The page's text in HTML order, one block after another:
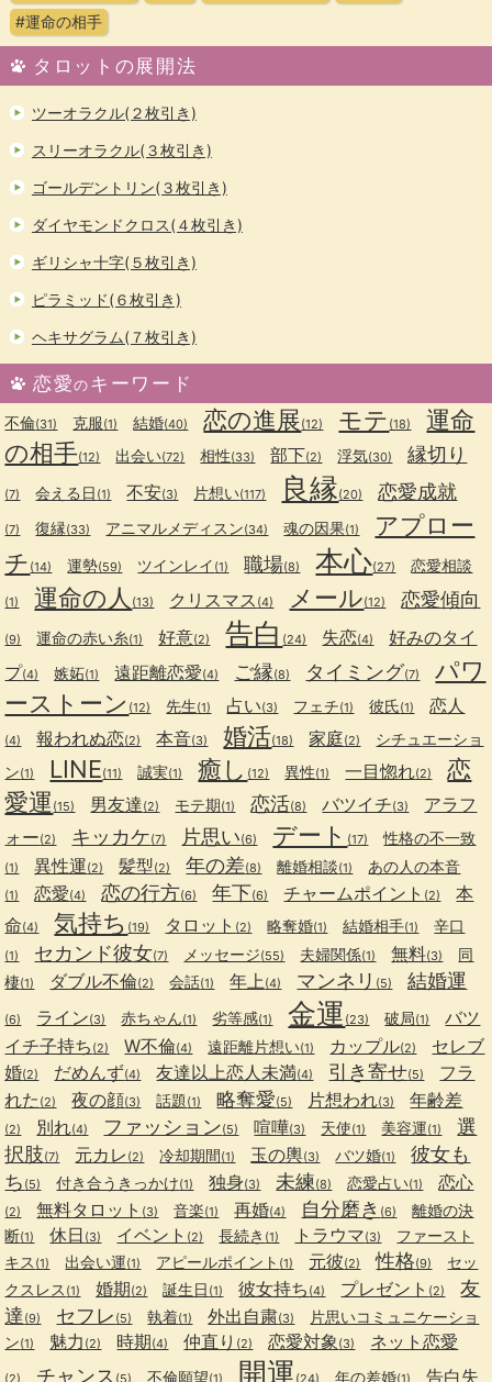
#運命の相手
タロットの展開法
ツーオラクル(２枚引き)
スリーオラクル(３枚引き)
ゴールデントリン(３枚引き)
ダイヤモンドクロス(４枚引き)
ギリシャ十字(５枚引き)
ピラミッド(６枚引き)
ヘキサグラム(７枚引き)
恋愛のキーワード
不倫(31) 克服(1) 結婚(40) 恋の進展(12) モテ (18)
運命
の相手(12) 出会い(72) 相性(33) 部下(2) 浮気(30) 縁切り
(7) 会える日 (1) 不安(3) 片想い(117) 良縁(20) 恋愛成就
(7) 復縁(33) アニマルメディスン(34) 魂の因果(1)
アプロー
チ (14) 運勢(59) ツインレイ (1) 職場(8) 本心(27) 恋愛相談
(1) 運命の人 (13) クリスマス (4) メール(12) 恋愛傾向
(9) 運命の赤い糸(1) 好意(2) 告白 (24) 失恋(4)
好みのタイ
プ(4) 嫉妬(1) 遠距離恋愛(4) ご縁(8) タイミング(7)
パワ
ーストーン (12) 先生(1) 占い(3) フェチ(1) 彼氏(1) 恋人
(4) 報われぬ恋(2) 本音(3) 婚活(18) 家庭(2)
シチュエーショ
ン(1) LINE(11) 誠実(1) 癒し (12) 異性(1) 一目惚れ(2)
恋
愛運 (15) 男友達(2) モテ期(1) 恋活(8) バツイチ(3)
アラフ
ォー(2) キッカケ(7) 片思い(6) デート (17) 性格の不一致
(1) 異性運(2) 髪型(2) 年の差(8) 離婚相談(1) あの人の本音
(1) 恋愛(4) 恋の行方(6) 年下(6) チャームポイント (2)
本
命(4) 気持ち (19) タロット (2) 略奪婚(1) 結婚相手(1) 辛口
(1) セカンド彼女(7) メッセージ(55) 夫婦関係(1) 無料(3)
同
棲(1) ダブル不倫(2) 会話(1) 年上 (4) マンネリ (5) 結婚運
(6) ライン(3) 赤ちゃん(1) 劣等感(1) 金運 (23) 破局(1)
バツ
イチ子持ち (2) W不倫(4) 遠距離片想い(1) カップル(2)
セレブ
婚(2) だめんず(4) 友達以上恋人未満(4) 引き寄せ(5)
フラ
れた (2) 夜の顔(3) 話題(1) 略奪愛(5) 片想われ(3) 年齢差
(2) 別れ(4) ファッション(5) 喧嘩(3) 天使(1) 美容運(1)
選
択肢(7) 元カレ (2) 冷却期間(1) 玉の輿(3) バツ婚(1)
彼女も
ち (5) 付き合うきっかけ(1) 独身(3) 未練(8) 恋愛占い(1) 恋心
(2) 無料タロット (3) 音楽(1) 再婚(4) 自分磨き (6)
離婚の決
断(1) 休日 (3) イベント (2) 長続き (1) トラウマ(3)
ファースト
キス (1) 出会い運(1) アピールポイント (1) 元彼(2) 性格(9)
セッ
クスレス (1) 婚期(2) 誕生日 (1) 彼女持ち (4) プレゼント (2)
友
達 (9) セフレ (5) 執着(1) 外出自粛(3)
片思いコミュニケーショ
ン(1) 魅力 (2) 時期(4) 仲直り (2) 恋愛対象 (3) ネット恋愛
(2) チャンス (5) 不倫願望(1) 開運 (24) 年の差婚(1) 告白失